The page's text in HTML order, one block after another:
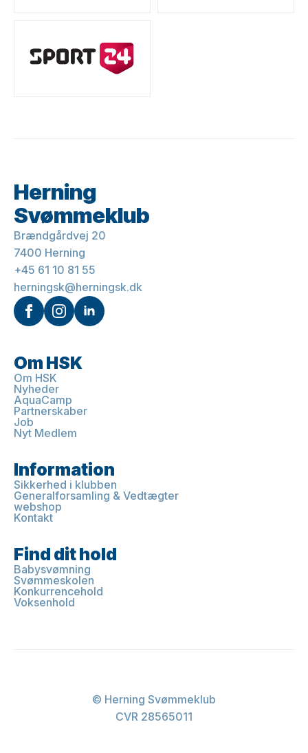
Herning
Svømmeklub
Brændgårdvej 20
7400 Herning
+45 61 10 81 55
herningsk@herningsk.dk
Om HSK
Om HSK
Nyheder
AquaCamp
Partnerskaber
Job
Nyt Medlem
Information
Sikkerhed i klubben
Generalforsamling & Vedtægter
webshop
Kontakt
Find dit hold
Babysvømning
Svømmeskolen
Konkurrencehold
Voksenhold
© Herning Svømmeklub
CVR 28565011